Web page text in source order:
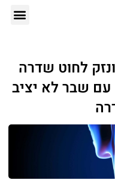
לחוט שדרה
שבר לא יציב